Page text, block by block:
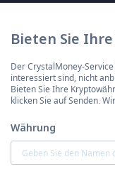
Bieten Sie
Der CrystalMoney-
interessiert sind, nicht
Bieten Sie Ihre
klicken Sie auf Senden.
Währung